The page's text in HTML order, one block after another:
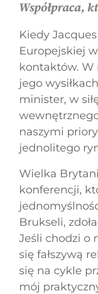
Współpraca,
Kiedy
Europejskiej
kontaktów. W
jego
minister, w
naszymi
jednolitego
Wielka
konferencji,
Brukseli,
Jeśli chodzi o
się fałszywą
się na cykle
mój